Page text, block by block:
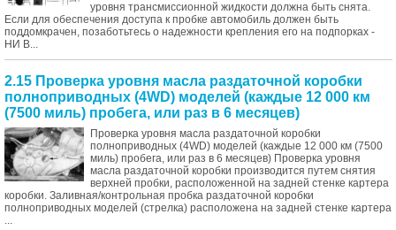
уровня трансмиссионной жидкости должна быть снята.
Если для обеспечения доступа к пробке автомобиль должен быть
поддомкрачен, позаботьтесь о надежности крепления его на подпорках -
НИ В...
2.15 Проверка уровня масла раздаточной коробки
полноприводных (4WD) моделей (каждые 12 000 км
(7500 миль) пробега, или раз в 6 месяцев)
Проверка уровня масла раздаточной коробки
полноприводных (4WD) моделей (каждые 12 000 км (7500
миль) пробега, или раз в 6 месяцев) Проверка уровня
масла раздаточной коробки производится путем снятия
верхней пробки, расположенной на задней стенке картера
коробки. Заливная/контрольная пробка раздаточной коробки
полноприводных моделей (стрелка) расположена на задней стенке картера